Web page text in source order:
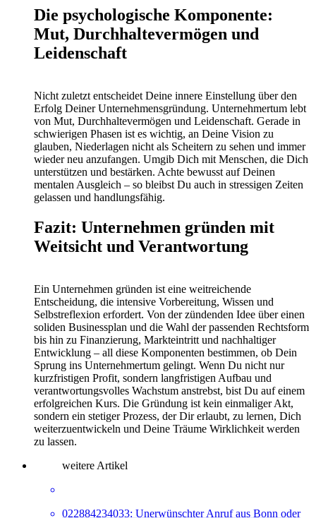
Die psychologische Komponente:
Mut, Durchhaltevermögen und
Leidenschaft
Nicht zuletzt entscheidet Deine innere Einstellung über den
Erfolg Deiner Unternehmensgründung. Unternehmertum lebt
von Mut, Durchhaltevermögen und Leidenschaft. Gerade in
schwierigen Phasen ist es wichtig, an Deine Vision zu
glauben, Niederlagen nicht als Scheitern zu sehen und immer
wieder neu anzufangen. Umgib Dich mit Menschen, die Dich
unterstützen und bestärken. Achte bewusst auf Deinen
mentalen Ausgleich – so bleibst Du auch in stressigen Zeiten
gelassen und handlungsfähig.
Fazit: Unternehmen gründen mit
Weitsicht und Verantwortung
Ein Unternehmen gründen ist eine weitreichende
Entscheidung, die intensive Vorbereitung, Wissen und
Selbstreflexion erfordert. Von der zündenden Idee über einen
soliden Businessplan und die Wahl der passenden Rechtsform
bis hin zu Finanzierung, Markteintritt und nachhaltiger
Entwicklung – all diese Komponenten bestimmen, ob Dein
Sprung ins Unternehmertum gelingt. Wenn Du nicht nur
kurzfristigen Profit, sondern langfristigen Aufbau und
verantwortungsvolles Wachstum anstrebst, bist Du auf einem
erfolgreichen Kurs. Die Gründung ist kein einmaliger Akt,
sondern ein stetiger Prozess, der Dir erlaubt, zu lernen, Dich
weiterzuentwickeln und Deine Träume Wirklichkeit werden
zu lassen.
weitere Artikel
022884234033: Unerwünschter Anruf aus Bonn oder